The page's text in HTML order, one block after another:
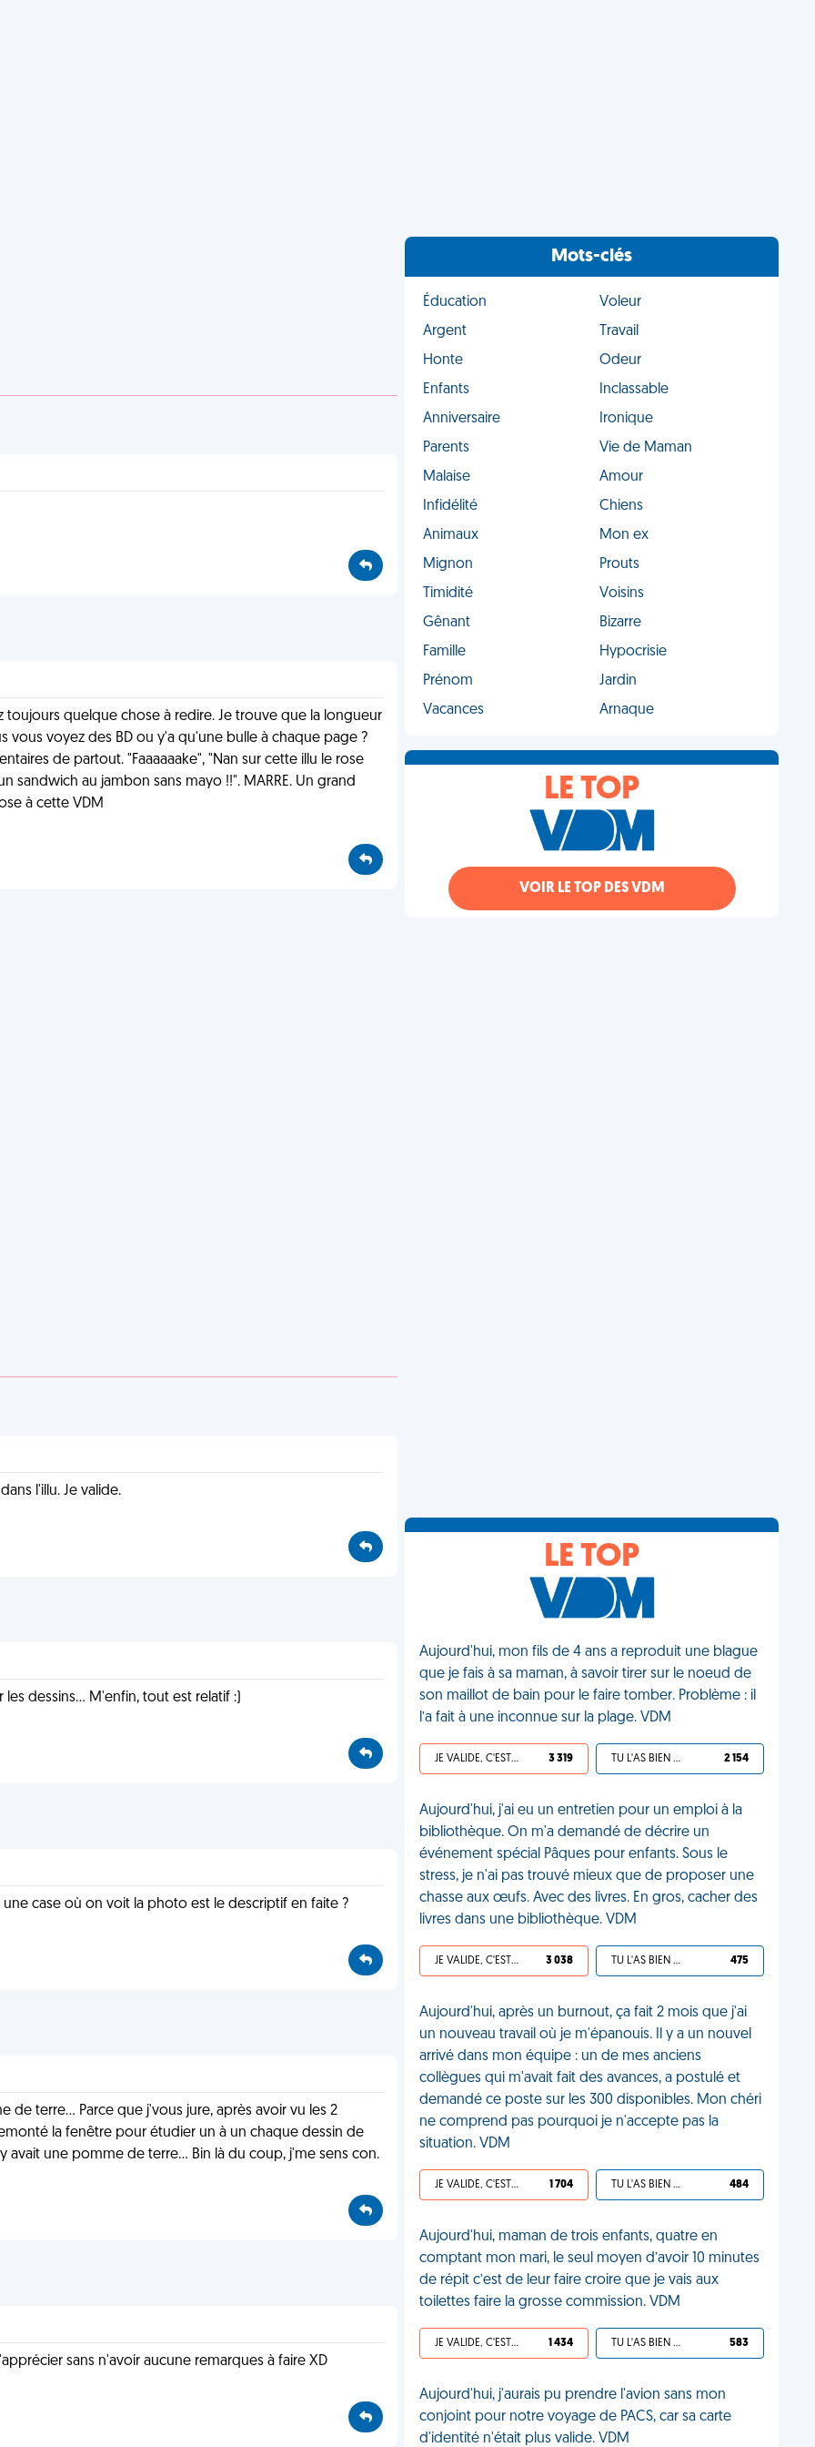
toujours quelque chose à redire. Je trouve que la longueur
vous voyez des BD ou y'a qu'une bulle à chaque page ?
de partout. "Faaaaaake", "Nan sur cette illu le rose
sandwich au jambon sans mayo !!". MARRE. Un grand
à cette VDM
l'illu. Je valide.
dessins... M'enfin, tout est relatif :)
case où on voit la photo est le descriptif en faite ?
de terre... Parce que j'vous jure, après avoir vu les 2
la fenêtre pour étudier un à un chaque dessin de
une pomme de terre... Bin là du coup, j'me sens con.
sans n'avoir aucune remarques à faire XD
Mots-clés
Éducation
Voleur
Argent
Travail
Honte
Odeur
Enfants
Inclassable
Anniversaire
Ironique
Parents
Vie de Maman
Malaise
Amour
Infidélité
Chiens
Animaux
Mon ex
Mignon
Prouts
Timidité
Voisins
Gênant
Bizarre
Famille
Hypocrisie
Prénom
Jardin
Vacances
Arnaque
LE TOP
VOIR LE TOP DES VDM
LE TOP
Aujourd'hui, mon fils de 4 ans a reproduit une blague
que je fais à sa maman, à savoir tirer sur le noeud de
son maillot de bain pour le faire tomber. Problème : il
l’a fait à une inconnue sur la plage. VDM
JE VALIDE, C'EST UNE VDM 3 319 TU L'AS BIEN MÉRITÉ 2 154
Aujourd'hui, j'ai eu un entretien pour un emploi à la
bibliothèque. On m'a demandé de décrire un
événement spécial Pâques pour enfants. Sous le
stress, je n'ai pas trouvé mieux que de proposer une
chasse aux œufs. Avec des livres. En gros, cacher des
livres dans une bibliothèque. VDM
JE VALIDE, C'EST UNE VDM 3 038 TU L'AS BIEN MÉRITÉ 475
Aujourd'hui, après un burnout, ça fait 2 mois que j'ai
un nouveau travail où je m'épanouis. Il y a un nouvel
arrivé dans mon équipe : un de mes anciens
collègues qui m'avait fait des avances, a postulé et
demandé ce poste sur les 300 disponibles. Mon chéri
ne comprend pas pourquoi je n'accepte pas la
situation. VDM
JE VALIDE, C'EST UNE VDM 1 704 TU L'AS BIEN MÉRITÉ 484
Aujourd'hui, maman de trois enfants, quatre en
comptant mon mari, le seul moyen d’avoir 10 minutes
de répit c’est de leur faire croire que je vais aux
toilettes faire la grosse commission. VDM
JE VALIDE, C'EST UNE VDM 1 434 TU L'AS BIEN MÉRITÉ 583
Aujourd'hui, j'aurais pu prendre l'avion sans mon
conjoint pour notre voyage de PACS, car sa carte
d'identité n'était plus valide. VDM